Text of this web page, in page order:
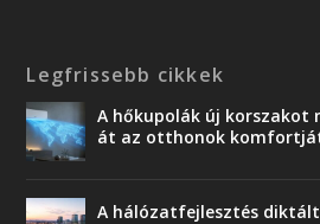
Legfrissebb cikkek
A hőkupolák új
át az otthonok
A hálózatfejlesztés